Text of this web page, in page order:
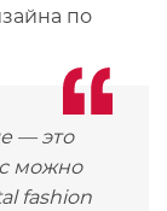
по
— это
можно
fashion